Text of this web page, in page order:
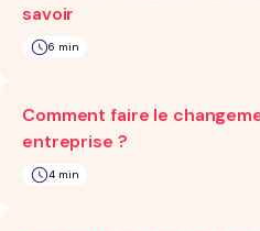
savoir
6 min
Comment faire le
entreprise ?
4 min